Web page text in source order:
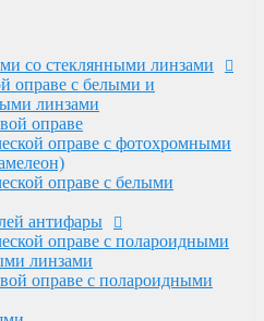
оправе с полароидными
линзами
оправе с полароидными
оправе с полимерными
оправе
оправе
оправе
Ricardi от 15000
со стеклянными линзами
оправе с белыми и
линзами
оправе
оправе с фотохромными
оправе с белыми
антифары
оправе с полароидными
линзами
оправе с полароидными